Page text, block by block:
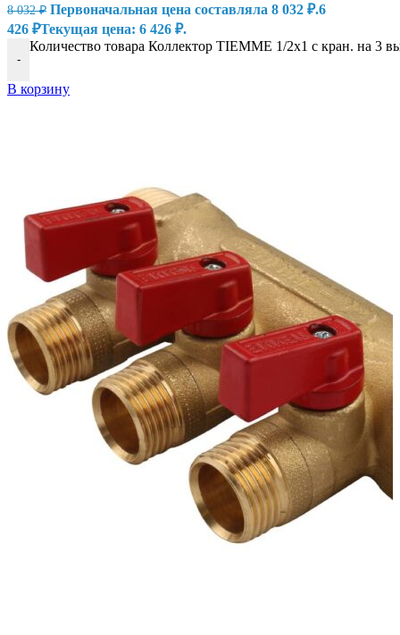
8 032₽ Первоначальная цена составляла 8 032 ₽.6
426 ₽Текущая цена: 6 426 ₽.
-
Количество товара Коллектор TIEMME 1/2х1 с кран. на 3
В корзину